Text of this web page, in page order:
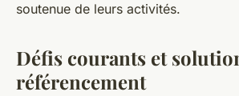
soutenue de leurs activités.
Défis courants et
référencement